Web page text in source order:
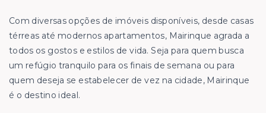
Com diversas opções de imóveis disponíveis, desde casas
térreas até modernos apartamentos, Mairinque agrada a
todos os gostos e estilos de vida. Seja para quem busca
um refúgio tranquilo para os finais de semana ou para
quem deseja se estabelecer de vez na cidade, Mairinque
é o destino ideal.